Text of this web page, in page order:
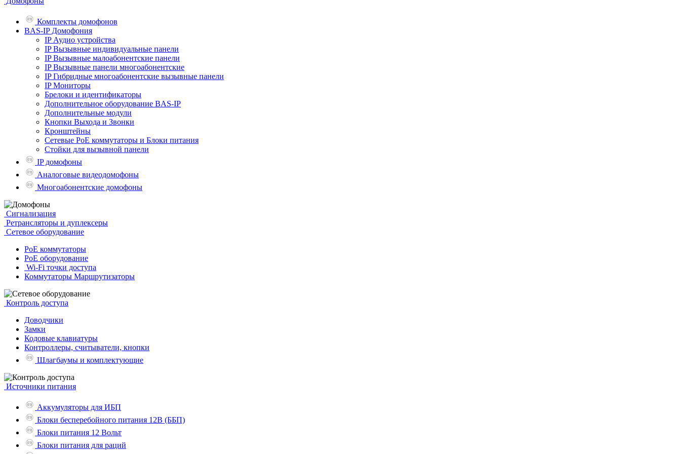
Комплекты домофонов
BAS-IP Домофония
IP Аудио устройства
IP Вызывные индивидуальные панели
IP Вызывные малоабонентские панели
IP Вызывные панели многоабонентские
IP Гибридные многоабонентские вызывные панели
IP Мониторы
Брелоки и идентификаторы
Дополнительное оборудование BAS-IP
Дополнительные модули
Кнопки Выхода и Звонки
Кронштейны
Сетевые PoE коммутаторы и Блоки питания
Стойки для вызывной панели
IP домофоны
Аналоговые видеодомофоны
Многоабонентские домофоны
Сигнализация
Ретрансляторы и дуплексеры
Сетевое оборудование
PoE коммутаторы
PoE оборудование
Wi-Fi точки доступа
Коммутаторы Маршрутизаторы
Контроль доступа
Доводчики
Замки
Кодовые клавиатуры
Контроллеры, считыватели, кнопки
Шлагбаумы и комплектующие
Источники питания
Аккумуляторы для ИБП
Блоки бесперебойного питания 12В (ББП)
Блоки питания 12 Вольт
Блоки питания для раций